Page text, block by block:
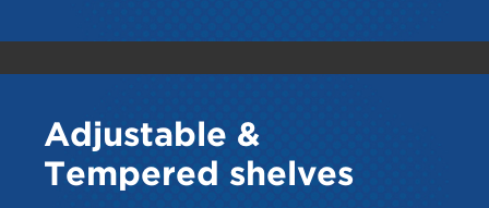
Adjustable &
Tempered shelves